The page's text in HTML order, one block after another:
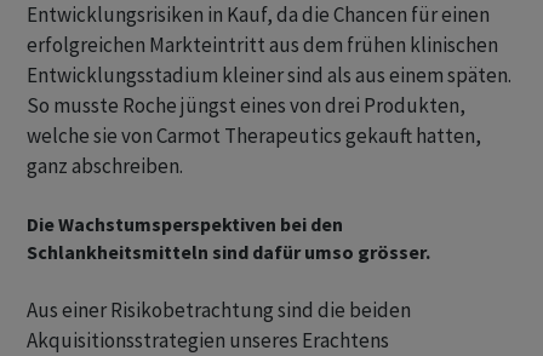
Entwicklungsrisiken in Kauf, da die Chancen für einen
erfolgreichen Markteintritt aus dem frühen klinischen
Entwicklungsstadium kleiner sind als aus einem späten.
So musste Roche jüngst eines von drei Produkten,
welche sie von Carmot Therapeutics gekauft hatten,
ganz abschreiben.
Die Wachstumsperspektiven bei den
Schlankheitsmitteln sind dafür umso grösser.
Aus einer Risikobetrachtung sind die beiden
Akquisitionsstrategien unseres Erachtens